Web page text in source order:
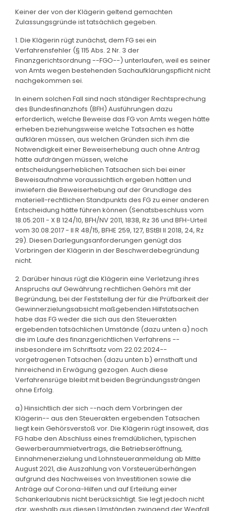
Keiner der von der Klägerin geltend gemachten
Zulassungsgründe ist tatsächlich gegeben.
1. Die Klägerin rügt zunächst, dem FG sei ein
Verfahrensfehler (§ 115 Abs. 2 Nr. 3 der
Finanzgerichtsordnung --FGO--) unterlaufen, weil es seiner
von Amts wegen bestehenden Sachaufklärungspflicht nicht
nachgekommen sei.
In einem solchen Fall sind nach ständiger Rechtsprechung
des Bundesfinanzhofs (BFH) Ausführungen dazu
erforderlich, welche Beweise das FG von Amts wegen hätte
erheben beziehungsweise welche Tatsachen es hätte
aufklären müssen, aus welchen Gründen sich ihm die
Notwendigkeit einer Beweiserhebung auch ohne Antrag
hätte aufdrängen müssen, welche
entscheidungserheblichen Tatsachen sich bei einer
Beweisaufnahme voraussichtlich ergeben hätten und
inwiefern die Beweiserhebung auf der Grundlage des
materiell-rechtlichen Standpunkts des FG zu einer anderen
Entscheidung hätte führen können (Senatsbeschluss vom
18.05.2011 - X B 124/10, BFH/NV 2011, 1838, Rz 36 und BFH-Urteil
vom 30.08.2017 - II R 48/15, BFHE 259, 127, BStBl II 2018, 24, Rz
29). Diesen Darlegungsanforderungen genügt das
Vorbringen der Klägerin in der Beschwerdebegründung
nicht.
2. Darüber hinaus rügt die Klägerin eine Verletzung ihres
Anspruchs auf Gewährung rechtlichen Gehörs mit der
Begründung, bei der Feststellung der für die Prüfbarkeit der
Gewinnerzielungsabsicht maßgebenden Hilfstatsachen
habe das FG weder die sich aus den Steuerakten
ergebenden tatsächlichen Umstände (dazu unten a) noch
die im Laufe des finanzgerichtlichen Verfahrens --
insbesondere im Schriftsatz vom 22.02.2024--
vorgetragenen Tatsachen (dazu unten b) ernsthaft und
hinreichend in Erwägung gezogen. Auch diese
Verfahrensrüge bleibt mit beiden Begründungssträngen
ohne Erfolg.
a) Hinsichtlich der sich --nach dem Vorbringen der
Klägerin-- aus den Steuerakten ergebenden Tatsachen
liegt kein Gehörsverstoß vor. Die Klägerin rügt insoweit, das
FG habe den Abschluss eines fremdüblichen, typischen
Gewerberaummietvertrags, die Betriebseröffnung,
Einnahmenerzielung und Lohnsteueranmeldung ab Mitte
August 2021, die Auszahlung von Vorsteuerüberhängen
aufgrund des Nachweises von Investitionen sowie die
Anträge auf Corona-Hilfen und auf Erteilung einer
Schankerlaubnis nicht berücksichtigt. Sie legt jedoch nicht